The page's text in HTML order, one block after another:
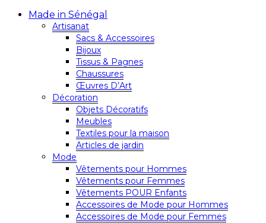
Made in Sénégal
Artisanat
Sacs & Accessoires
Bijoux
Tissus & Pagnes
Chaussures
Œuvres D’Art
Décoration
Objets Décoratifs
Meubles
Textiles pour la maison
Articles de jardin
Mode
Vêtements pour Hommes
Vêtements pour Femmes
Vêtements POUR Enfants
Accessoires de Mode pour Hommes
Accessoires de Mode pour Femmes